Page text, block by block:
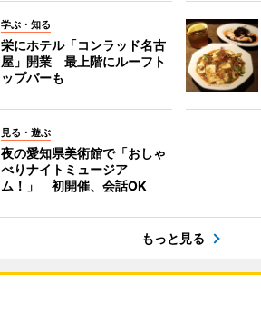
学ぶ・知る
栄にホテル「コンラッド名古
屋」開業 最上階にルーフト
ップバーも
見る・遊ぶ
夜の愛知県美術館で「おしゃ
べりナイトミュージア
ム！」 初開催、会話OK
もっと見る